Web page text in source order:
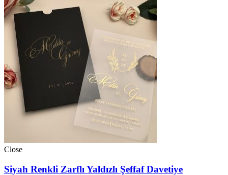
Close
Siyah Renkli Zarflı Yaldızlı Şeffaf Davetiye